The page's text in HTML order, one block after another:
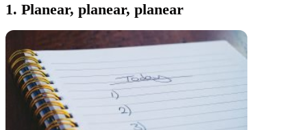
1. Planear, planear, planear